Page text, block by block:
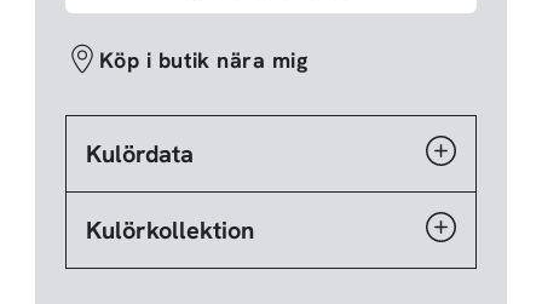
Köp i butik nära mig
Kulördata
Kulörkollektion